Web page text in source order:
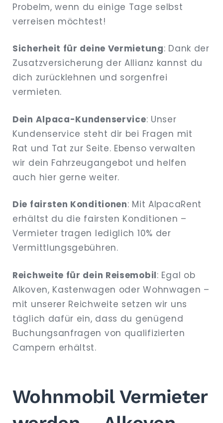
Probelm, wenn du einige Tage selbst
verreisen möchtest!
Sicherheit für deine Vermietung: Dank der
Zusatzversicherung der Allianz kannst du
dich zurücklehnen und sorgenfrei
vermieten.
Dein Alpaca-Kundenservice: Unser
Kundenservice steht dir bei Fragen mit
Rat und Tat zur Seite. Ebenso verwalten
wir dein Fahrzeugangebot und helfen
auch hier gerne weiter.
Die fairsten Konditionen: Mit AlpacaRent
erhältst du die fairsten Konditionen –
Vermieter tragen lediglich 10% der
Vermittlungsgebühren.
Reichweite für dein Reisemobil: Egal ob
Alkoven, Kastenwagen oder Wohnwagen –
mit unserer Reichweite setzen wir uns
täglich dafür ein, dass du genügend
Buchungsanfragen von qualifizierten
Campern erhältst.
Wohnmobil Vermieter